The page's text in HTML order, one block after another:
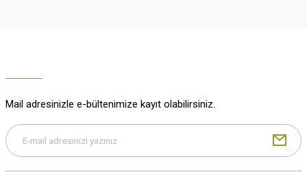
Gönder
M... K... | 29/12/2025
Mail adresinizle e-bültenimize kayıt olabilirsiniz.